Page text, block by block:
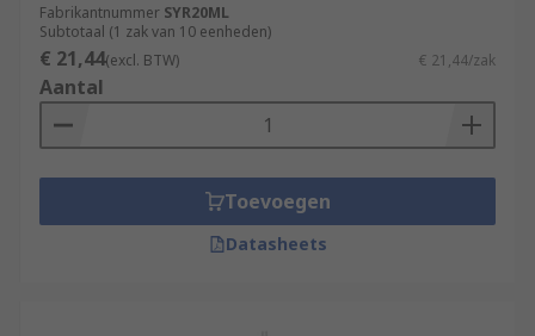
Fabrikantnummer SYR20ML
Subtotaal (1 zak van 10 eenheden)
€ 21,44(excl. BTW) € 21,44/zak
Aantal
Toevoegen
Datasheets